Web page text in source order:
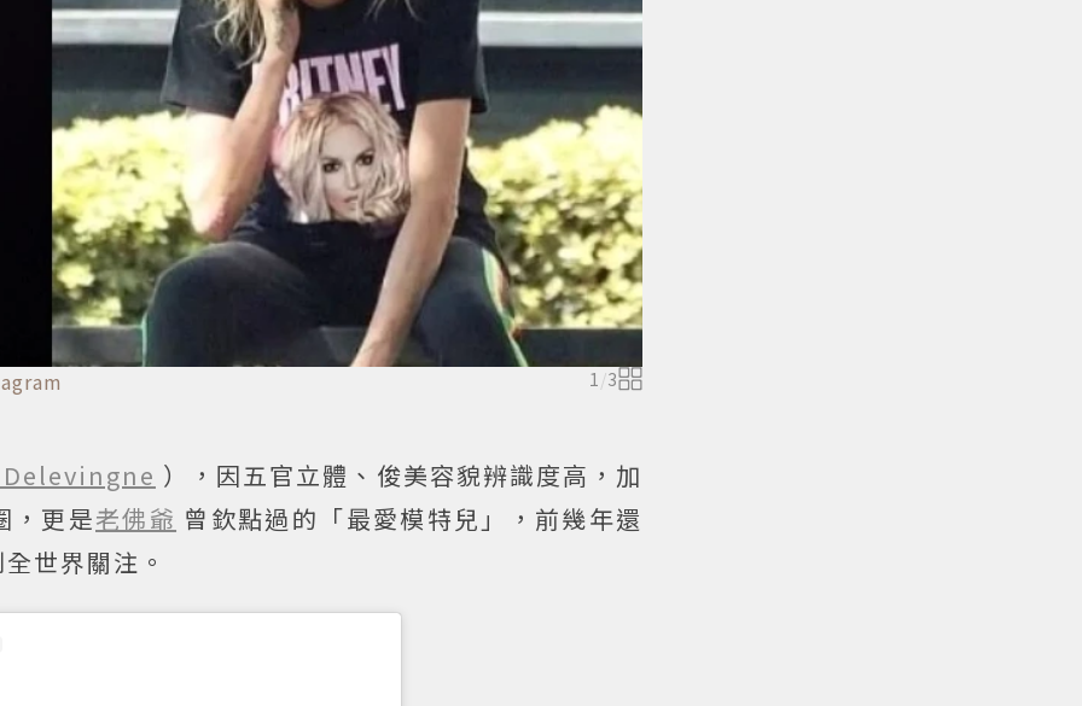
1 /3
），因五官立體、俊美容貌辨識度高，加
，更是老佛爺 曾欽點過的「最愛模特兒」，前幾年還
世界關注。